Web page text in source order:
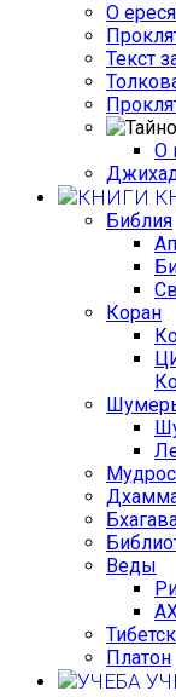
О
Текст
О
Библия
Коран
Веды
Платон